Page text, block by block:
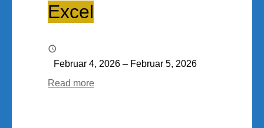
Excel
Februar 4, 2026 – Februar 5, 2026
Read more